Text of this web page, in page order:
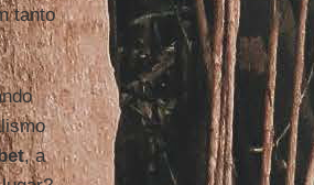
tanto
, a